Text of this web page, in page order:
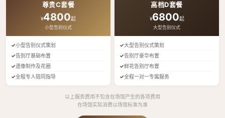
尊贵C套餐
¥4800起
小型告别仪式
小型告别仪式策划
告别厅基础布置
遗像制作及花圈
全程专人陪同指导
高档D套餐
¥6800起
大型告别仪式
大型告别仪式策划
告别厅豪华布置
鲜花告别厅布置
全程一对一专属服务
以上服务费用不包含在场馆产生的各项费用
在场馆实际消费以场馆标准为准